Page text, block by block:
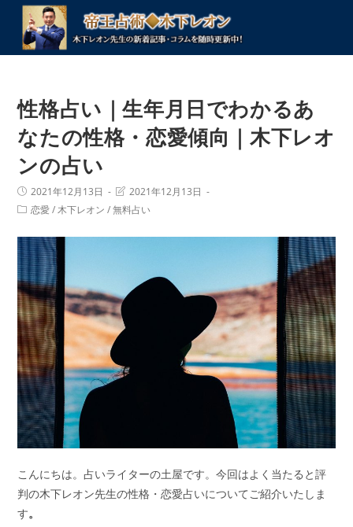
性格占い｜生年月日でわかるあ
なたの性格・恋愛傾向｜木下レオ
ンの占い
投
稿
公
日:
2021年12月13日
投
稿
の
終
2021年12月13日
投
テ
ゴ
リ
ー:
恋愛 / 木下レオン / 無料占い
こんにちは。占いライターの土屋です。今回はよく当たると評
判の木下レオン先生の性格・恋愛占いについてご紹介いたしま
す。